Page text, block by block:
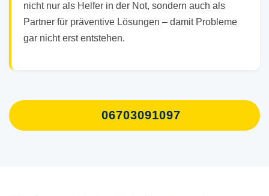
nicht nur als Helfer in der Not, sondern auch als
Partner für präventive Lösungen – damit Probleme
gar nicht erst entstehen.
06703091097